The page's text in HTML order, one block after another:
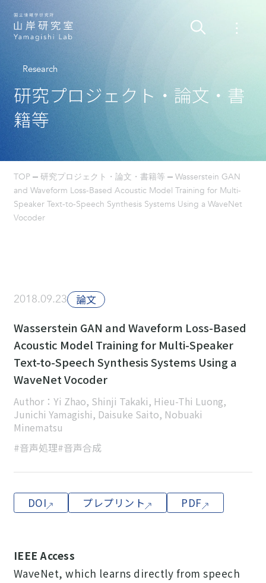
Research
研究プロジェクト・論文・書
籍等
TOP 研究プロジェクト・論文・書籍等
Wasserstein GAN
and Waveform Loss-Based Acoustic Model Training for Multi-
Speaker Text-to-Speech Synthesis Systems Using a WaveNet
Vocoder
2018.09.23 論文
Wasserstein GAN and Waveform Loss-Based
Acoustic Model Training for Multi-Speaker
Text-to-Speech Synthesis Systems Using a
WaveNet Vocoder
Author：Yi Zhao, Shinji Takaki, Hieu-Thi Luong,
Junichi Yamagishi, Daisuke Saito, Nobuaki
Minematsu
#音声処理#音声合成
DOI プレプリント PDF
IEEE Access
WaveNet, which learns directly from speech